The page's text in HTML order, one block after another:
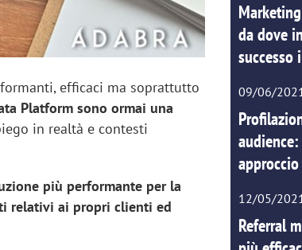
efficaci ma soprattutto
Platform sono ormai una
in realtà e contesti
più performante per la
relativi ai propri clienti ed
da dove
successo
09/06/
12/05/
Referral